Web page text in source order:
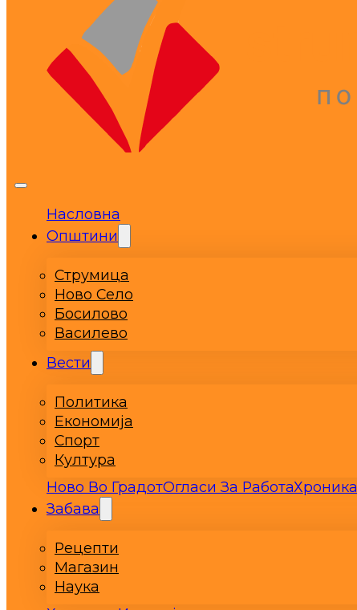
Насловна
Општини
Струмица
Ново Село
Босилово
Василево
Вести
Политика
Економија
Спорт
Култура
Ново Во ГрадотОгласи За РаботаХроника
Забава
Рецепти
Магазин
Наука